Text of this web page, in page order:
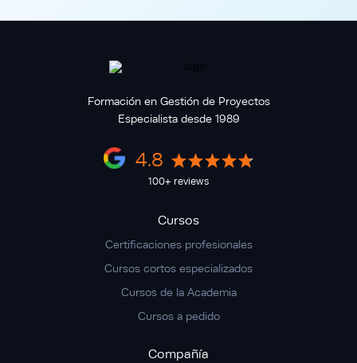
Formación en Gestión de Proyectos
Especialista desde 1989
4.8
100+ reviews
Cursos
Certificaciones profesionales
Cursos cortos especializados
Cursos de la Academia
Cursos a pedido
Compañía